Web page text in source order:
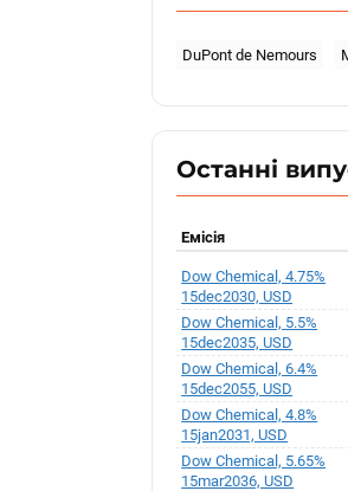
DuPont de Nemours
Останні
Емісія
Dow Chemical, 4.75%
15dec2030, USD
Dow Chemical, 5.5%
15dec2035, USD
Dow Chemical, 6.4%
15dec2055, USD
Dow Chemical, 4.8%
15jan2031, USD
Dow Chemical, 5.65%
15mar2036, USD